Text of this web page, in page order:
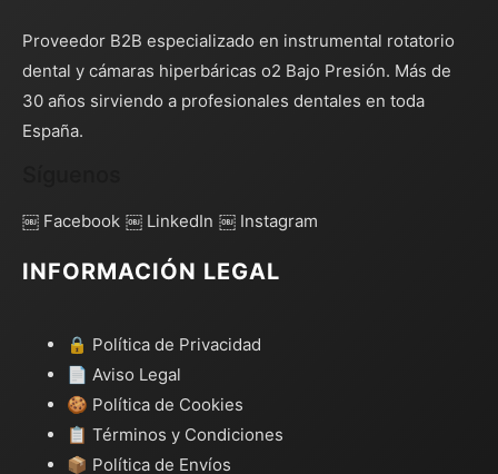
Proveedor B2B especializado en instrumental rotatorio
dental y cámaras hiperbáricas o2 Bajo Presión. Más de
30 años sirviendo a profesionales dentales en toda
España.
￼ Facebook ￼ LinkedIn ￼ Instagram
INFORMACIÓN LEGAL
🔒 Política de Privacidad
📄 Aviso Legal
🍪 Política de Cookies
📋 Términos y Condiciones
📦 Política de Envíos